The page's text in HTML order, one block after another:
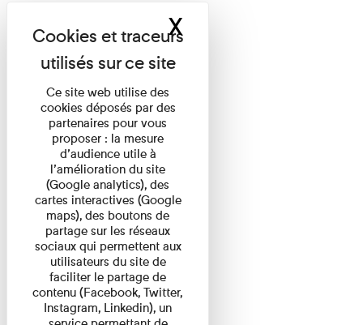
Ce site web utilise des
cookies déposés par des
partenaires pour vous
proposer : la mesure
d’audience utile à
l’amélioration du site
(Google analytics), des
cartes interactives (Google
maps), des boutons de
partage sur les réseaux
sociaux qui permettent aux
utilisateurs du site de
faciliter le partage de
contenu (Facebook, Twitter,
Instagram, Linkedin), un
XMasquer le